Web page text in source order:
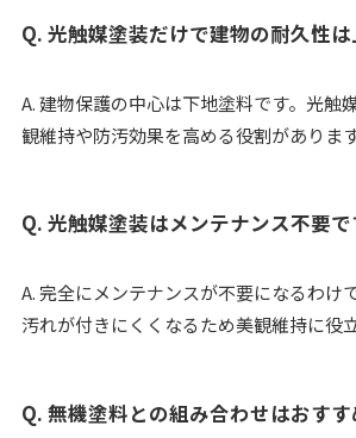
Q. 光触媒塗装だけで建物の耐久性
A. 建物保護の中心は下地塗料です。光触
観維持や防汚効果を高める役割があります
Q. 光触媒塗装はメンテナンス不要で
A. 完全にメンテナンスが不要になるわけ
汚れが付きにくくなるため美観維持に役
Q. 無機塗料との組み合わせはおすす